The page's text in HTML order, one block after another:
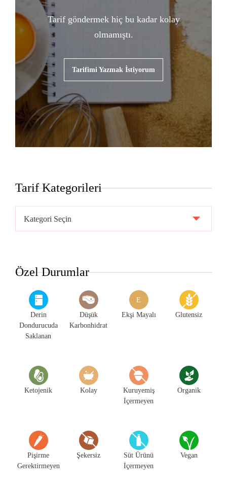
Tarif göndermek hiç bu kadar kolay
olmamıştı.
Tarifimi Yazmak İstiyorum
Tarif Kategorileri
Kategorileri
Özel Durumlar
Derin
Dondurucuda
Saklanan
Düşük
Karbonhidrat
E
Ekşi Mayalı Glutensiz
Ketojenik Kolay
Kuruyemiş
İçermeyen
Organik
Pişirme
Gerektirmeyen
Şekersiz
Süt Ürünü
İçermeyen
Vegan